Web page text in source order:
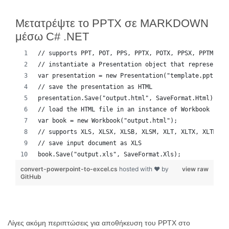
Μετατρέψτε το PPTX σε MARKDOWN
μέσω C# .NET
// supports PPT, POT, PPS, PPTX, POTX, PPSX, PPTM,
// instantiate a Presentation object that represents
var presentation = new Presentation("template.ppt");
// save the presentation as HTML
presentation.Save("output.html", SaveFormat.Html);
// load the HTML file in an instance of Workbook
var book = new Workbook("output.html");
// supports XLS, XLSX, XLSB, XLSM, XLT, XLTX, XLTM,
// save input document as XLS
book.Save("output.xls", SaveFormat.Xls);
view raw
convert-powerpoint-to-excel.cs hosted with ❤ by
GitHub
Λίγες ακόμη περιπτώσεις για αποθήκευση του PPTX στο